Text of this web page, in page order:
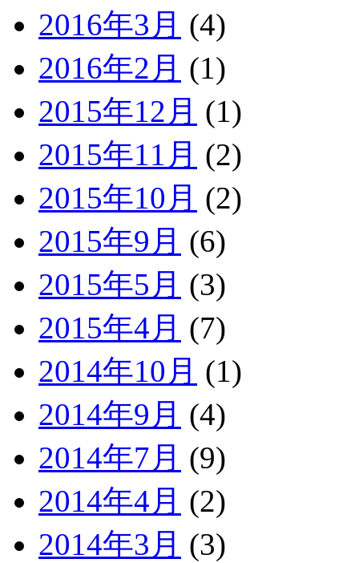
2016年3月 (4)
2016年2月 (1)
2015年12月 (1)
2015年11月 (2)
2015年10月 (2)
2015年9月 (6)
2015年5月 (3)
2015年4月 (7)
2014年10月 (1)
2014年9月 (4)
2014年7月 (9)
2014年4月 (2)
2014年3月 (3)